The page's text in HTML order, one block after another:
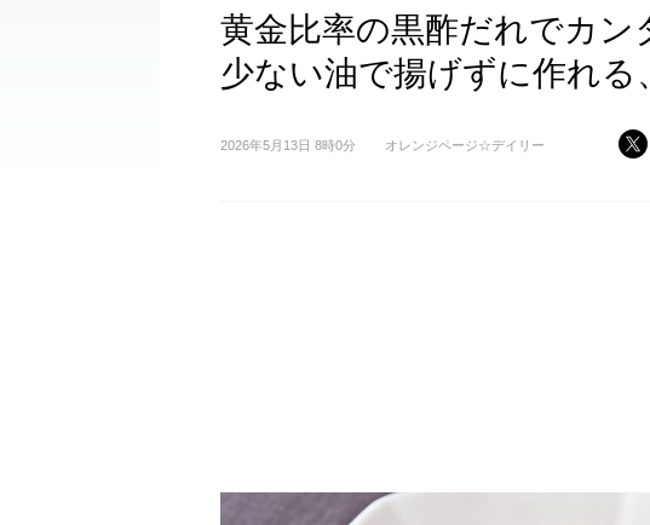
黄金比率の黒酢だれでカン
少ない油で揚げずに作れる
2026年5月13日 8時0分 オレンジページ☆デイリー